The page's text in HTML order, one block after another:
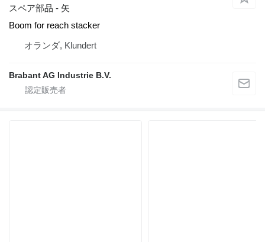
スペア部品 - 矢
Boom for reach stacker
オランダ, Klundert
Brabant AG Industrie B.V.